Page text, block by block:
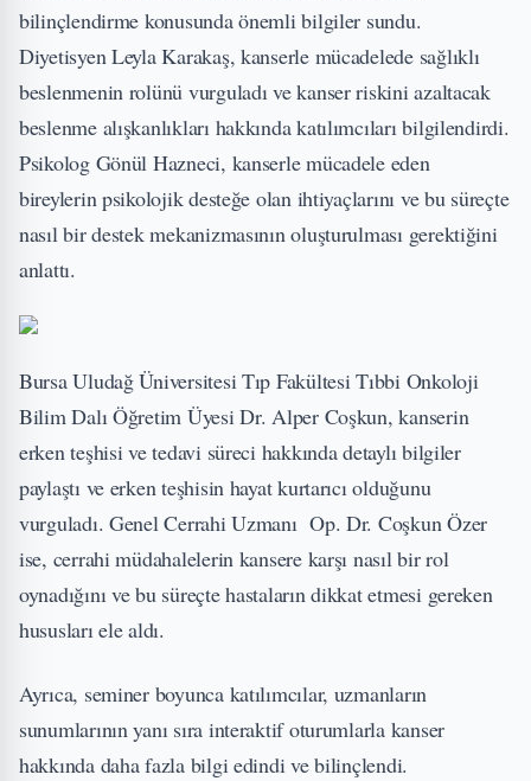
bilinçlendirme konusunda önemli bilgiler sundu.
Diyetisyen Leyla Karakaş, kanserle mücadelede sağlıklı
beslenmenin rolünü vurguladı ve kanser riskini azaltacak
beslenme alışkanlıkları hakkında katılımcıları bilgilendirdi.
Psikolog Gönül Hazneci, kanserle mücadele eden
bireylerin psikolojik desteğe olan ihtiyaçlarını ve bu süreçte
nasıl bir destek mekanizmasının oluşturulması gerektiğini
anlattı.
Bursa Uludağ Üniversitesi Tıp Fakültesi Tıbbi Onkoloji
Bilim Dalı Öğretim Üyesi Dr. Alper Coşkun, kanserin
erken teşhisi ve tedavi süreci hakkında detaylı bilgiler
paylaştı ve erken teşhisin hayat kurtarıcı olduğunu
vurguladı. Genel Cerrahi Uzmanı Op. Dr. Coşkun Özer
ise, cerrahi müdahalelerin kansere karşı nasıl bir rol
oynadığını ve bu süreçte hastaların dikkat etmesi gereken
hususları ele aldı.
Ayrıca, seminer boyunca katılımcılar, uzmanların
sunumlarının yanı sıra interaktif oturumlarla kanser
hakkında daha fazla bilgi edindi ve bilinçlendi.